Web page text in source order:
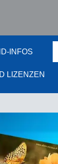
INFOS
LIZENZEN